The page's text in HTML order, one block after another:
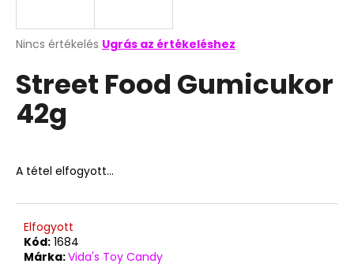
A
átlagos
értékelése
5-
ből
Nincs értékelés Ugrás az értékeléshez
Street Food Gumicukor
42g
A tétel elfogyott…
Elfogyott
Kód: 1684
Márka:Vida's Toy Candy
A
á
n
l
k
WAFERS
KAKAÓ-
CSOKI